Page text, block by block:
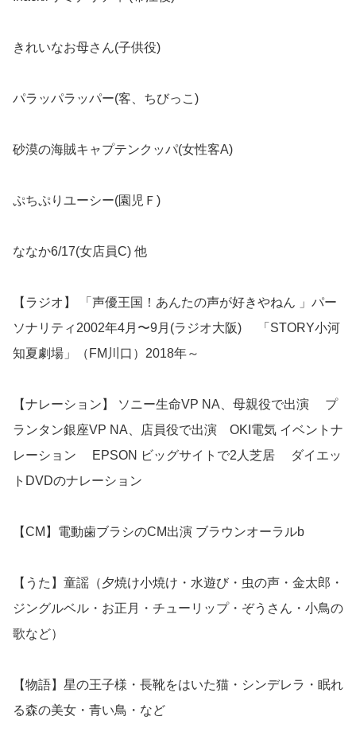
きれいなお母さん(子供役)
パラッパラッパー(客、ちびっこ)
砂漠の海賊キャプテンクッパ(女性客A)
ぷちぷりユーシー(園児Ｆ)
ななか6/17(女店員C) 他
【ラジオ】 「声優王国！あんたの声が好きやねん 」パー
ソナリティ2002年4月〜9月(ラジオ大阪) 「STORY小河
知夏劇場」（FM川口）2018年～
【ナレーション】 ソニー生命VP NA、母親役で出演 プ
ランタン銀座VP NA、店員役で出演 OKI電気 イベントナ
レーション EPSON ビッグサイトで2人芝居 ダイエッ
トDVDのナレーション
【CM】電動歯ブラシのCM出演 ブラウンオーラルb
【うた】童謡（夕焼け小焼け・水遊び・虫の声・金太郎・
ジングルベル・お正月・チューリップ・ぞうさん・小鳥の
歌など）
【物語】星の王子様・長靴をはいた猫・シンデレラ・眠れ
る森の美女・青い鳥・など